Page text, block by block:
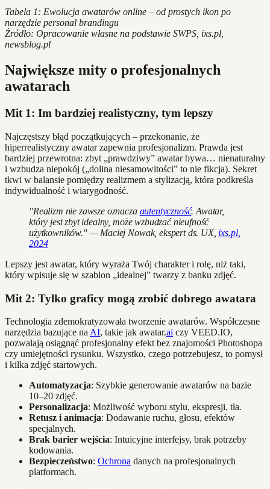
Tabela 1: Ewolucja awatarów online – od prostych ikon po
narzędzie personal brandingu
Źródło: Opracowanie własne na podstawie SWPS, ixs.pl,
newsblog.pl
Największe mity o profesjonalnych
awatarach
Mit 1: Im bardziej realistyczny, tym lepszy
Najczęstszy błąd początkujących – przekonanie, że
hiperrealistyczny awatar zapewnia profesjonalizm. Prawda jest
bardziej przewrotna: zbyt „prawdziwy” awatar bywa… nienaturalny
i wzbudza niepokój („dolina niesamowitości” to nie fikcja). Sekret
tkwi w balansie pomiędzy realizmem a stylizacją, która podkreśla
indywidualność i wiarygodność.
"Realizm nie zawsze oznacza autentyczność. Awatar,
który jest zbyt idealny, może wzbudzać nieufność
użytkowników." — Maciej Nowak, ekspert ds. UX, ixs.pl,
2024
Lepszy jest awatar, który wyraża Twój charakter i rolę, niż taki,
który wpisuje się w szablon „idealnej” twarzy z banku zdjęć.
Mit 2: Tylko graficy mogą zrobić dobrego awatara
Technologia zdemokratyzowała tworzenie awatarów. Współczesne
narzędzia bazujące na AI, takie jak awatar.ai czy VEED.IO,
pozwalają osiągnąć profesjonalny efekt bez znajomości Photoshopa
czy umiejętności rysunku. Wszystko, czego potrzebujesz, to pomysł
i kilka zdjęć startowych.
Automatyzacja: Szybkie generowanie awatarów na bazie
10–20 zdjęć.
Personalizacja: Możliwość wyboru stylu, ekspresji, tła.
Retusz i animacja: Dodawanie ruchu, głosu, efektów
specjalnych.
Brak barier wejścia: Intuicyjne interfejsy, brak potrzeby
kodowania.
Bezpieczeństwo: Ochrona danych na profesjonalnych
platformach.